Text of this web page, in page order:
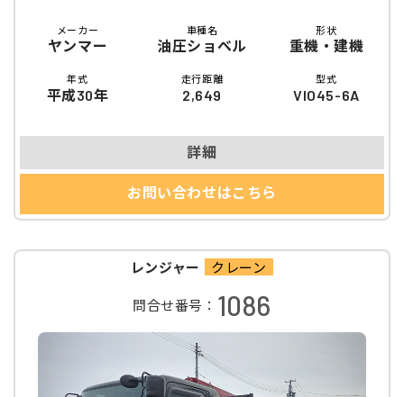
メーカー
ヤンマー
車種名
油圧ショベル
形状
重機・建機
年式
平成30年
走行距離
2,649
型式
VIO45-6A
詳細
お問い合わせはこちら
レンジャー クレーン
問合せ番号： 1086